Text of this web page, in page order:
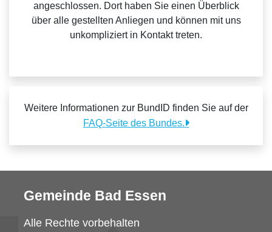
angeschlossen. Dort haben Sie einen Überblick
über alle gestellten Anliegen und können mit uns
unkompliziert in Kontakt treten.
Weitere Informationen zur BundID finden Sie auf der
FAQ-Seite des Bundes.
Gemeinde Bad Essen
Alle Rechte vorbehalten